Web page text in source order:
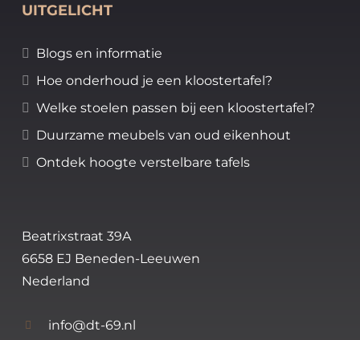
UITGELICHT
Blogs en informatie
Hoe onderhoud je een kloostertafel?
Welke stoelen passen bij een kloostertafel?
Duurzame meubels van oud eikenhout
Ontdek hoogte verstelbare tafels
Beatrixstraat 39A
6658 EJ Beneden-Leeuwen
Nederland
info@dt-69.nl